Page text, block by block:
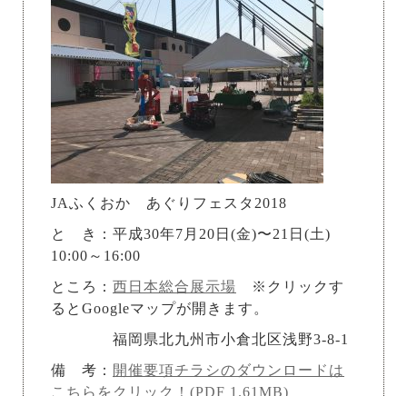
JAふくおか あぐりフェスタ2018
と き：平成30年7月20日(金)〜21日(土)
10:00～16:00
ところ： 西日本総合展示場 ※クリックす
るとGoogleマップが開きます。
福岡県北九州市小倉北区浅野3-8-1
備 考： 開催要項チラシのダウンロードは
こちらをクリック！(PDF 1.61MB)